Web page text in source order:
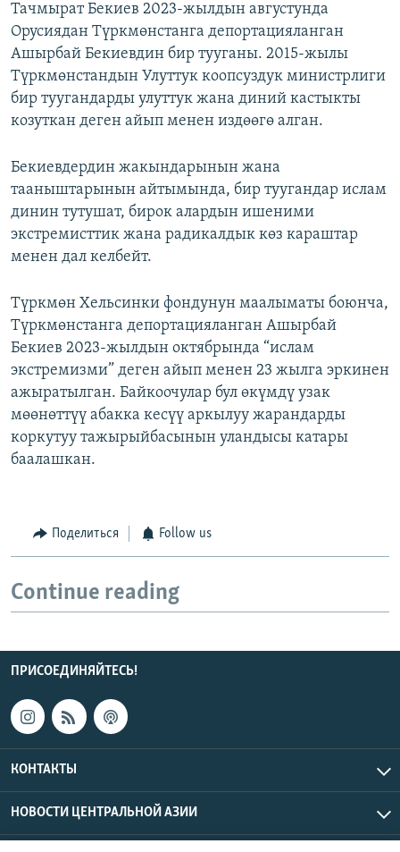
Тачмырат Бекиев 2023-жылдын августунда
Орусиядан Түркмөнстанга депортацияланган
Ашырбай Бекиевдин бир тууганы. 2015-жылы
Түркмөнстандын Улуттук коопсуздук министрлиги
бир туугандарды улуттук жана диний кастыкты
козуткан деген айып менен издөөгө алган.
Бекиевдердин жакындарынын жана
тааныштарынын айтымында, бир туугандар ислам
динин тутушат, бирок алардын ишеними
экстремисттик жана радикалдык көз караштар
менен дал келбейт.
Түркмөн Хельсинки фондунун маалыматы боюнча,
Түркмөнстанга депортацияланган Ашырбай
Бекиев 2023-жылдын октябрында “ислам
экстремизми” деген айып менен 23 жылга эркинен
ажыратылган. Байкоочулар бул өкүмдү узак
мөөнөттүү абакка кесүү аркылуу жарандарды
коркутуу тажырыйбасынын уландысы катары
баалашкан.
Поделиться Follow us
Continue reading
ПРИСОЕДИНЯЙТЕСЬ!
КОНТАКТЫ
НОВОСТИ ЦЕНТРАЛЬНОЙ АЗИИ